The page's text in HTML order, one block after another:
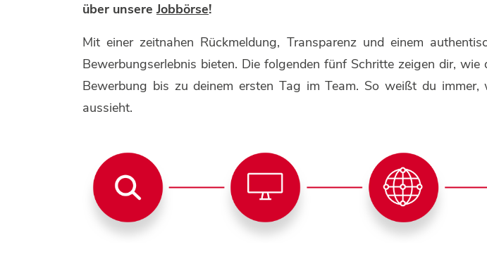
über unsere Jobbörse!
Mit einer zeitnahen Rückmeldung, Transparenz und einem
Bewerbungserlebnis bieten. Die folgenden fünf Schritte zeigen dir,
Bewerbung bis zu deinem ersten Tag im Team. So weißt du
aussieht.